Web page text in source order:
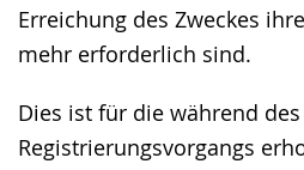
Erreichung des Zweckes
mehr erforderlich sind.
Dies ist für die während des
Registrierungsvorgangs